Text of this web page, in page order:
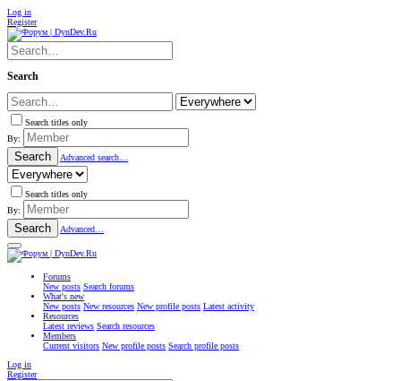
Log in
Register
Search
Search titles only
By:
Search Advanced search…
Search titles only
By:
Search Advanced…
Forums
New posts Search forums
What's new
New posts New resources New profile posts Latest activity
Resources
Latest reviews Search resources
Members
Current visitors New profile posts Search profile posts
Log in
Register